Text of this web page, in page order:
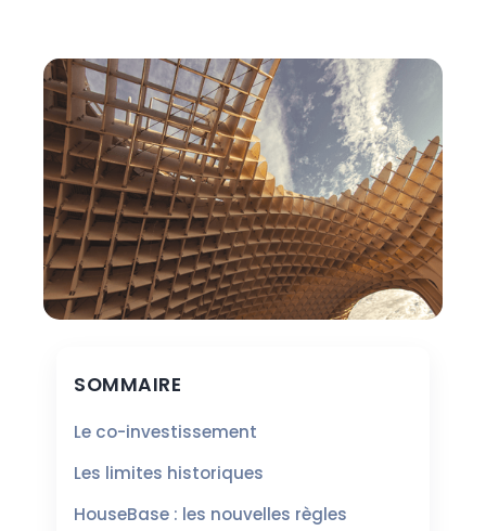
SOMMAIRE
Le co-investissement
Les limites historiques
HouseBase : les nouvelles règles